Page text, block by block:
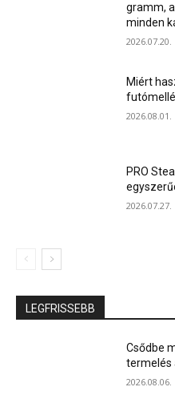
gramm,
minden
2026.07.20.
Miért
2026.08.01.
PRO
2026.07.27.
LEGFRISSEBB
Csődbe
termelés
2026.08.06.